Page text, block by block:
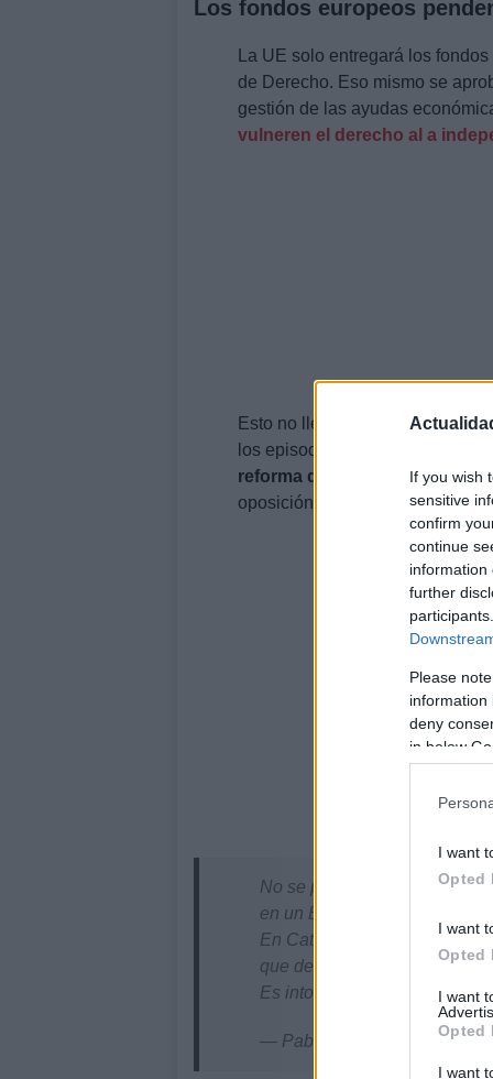
If you wish
sensitive
confirm
continue
information
further
Please
information
deny
in below
I want
Opted
I want
Opted
I want
Opted
I want
Los fondos europeos
La UE solo entregará los
de Derecho. Eso mismo se
gestión de las ayudas
vulneren el derecho al a
Esto no llega en el mejor
los episodios más polémicos
reforma del poder judicial que
oposición, están dando lugar a
No se puede pasar de un
en un Estado sin derecho.
En Cataluña Sánchez
que desde la cárcel se dicte
Es intolerable
— Pablo Casado Blanco